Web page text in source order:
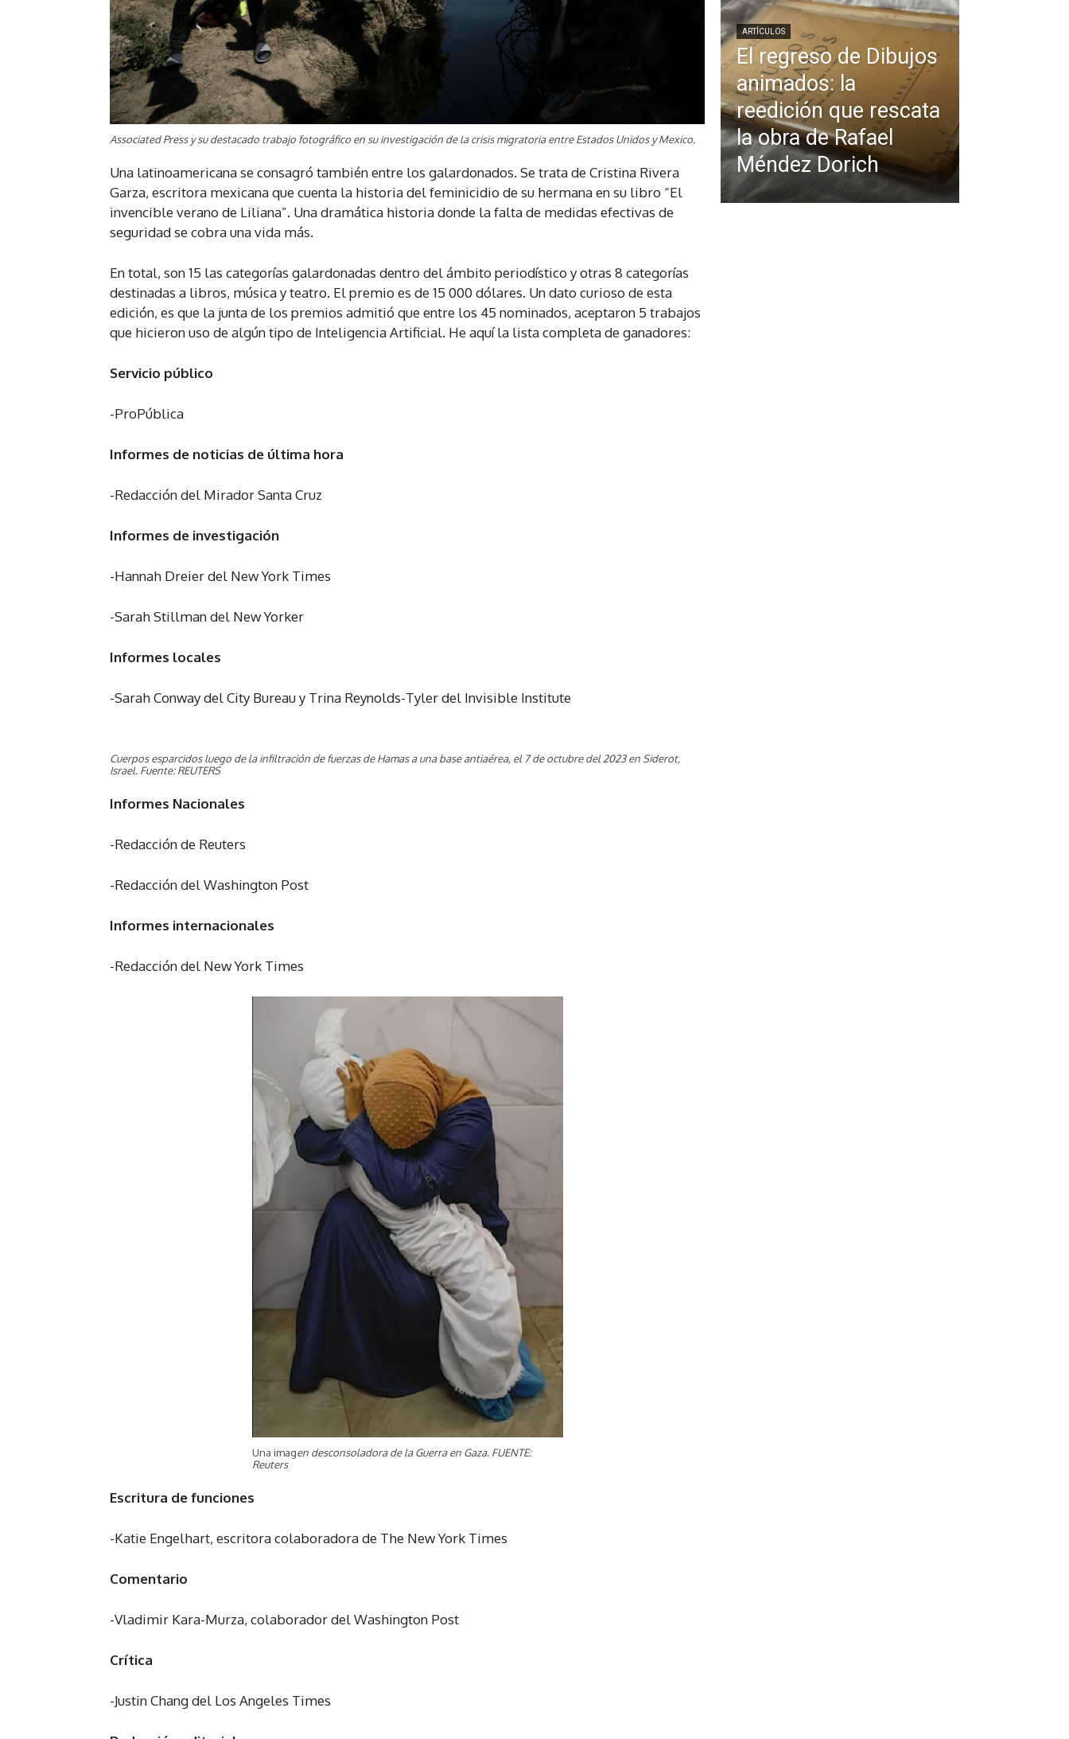
Associated Press y su destacado trabajo fotográfico en su investigación de la crisis migratoria entre Estados Unidos y Mexico.
Una latinoamericana se consagró también entre los galardonados. Se trata de Cristina Rivera
Garza, escritora mexicana que cuenta la historia del feminicidio de su hermana en su libro “El
invencible verano de Liliana”. Una dramática historia donde la falta de medidas efectivas de
seguridad se cobra una vida más.
En total, son 15 las categorías galardonadas dentro del ámbito periodístico y otras 8 categorías
destinadas a libros, música y teatro. El premio es de 15 000 dólares. Un dato curioso de esta
edición, es que la junta de los premios admitió que entre los 45 nominados, aceptaron 5 trabajos
que hicieron uso de algún tipo de Inteligencia Artificial. He aquí la lista completa de ganadores:
Servicio público
-ProPública
Informes de noticias de última hora
-Redacción del Mirador Santa Cruz
Informes de investigación
-Hannah Dreier del New York Times
-Sarah Stillman del New Yorker
Informes locales
-Sarah Conway del City Bureau y Trina Reynolds-Tyler del Invisible Institute
Cuerpos esparcidos luego de la infiltración de fuerzas de Hamas a una base antiaérea, el 7 de octubre del 2023 en Siderot,
Israel. Fuente: REUTERS
Informes Nacionales
-Redacción de Reuters
-Redacción del Washington Post
Informes internacionales
-Redacción del New York Times
Una imagen desconsoladora de la Guerra en Gaza. FUENTE:
Reuters
Escritura de funciones
-Katie Engelhart, escritora colaboradora de The New York Times
Comentario
-Vladimir Kara-Murza, colaborador del Washington Post
Crítica
-Justin Chang del Los Angeles Times
ARTÍCULOS
El regreso de Dibujos
animados: la
reedición que rescata
la obra de Rafael
Méndez Dorich